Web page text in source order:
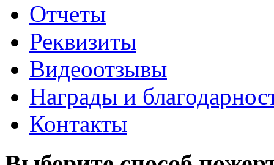
Отчеты
Реквизиты
Видеоотзывы
Награды и
Контакты